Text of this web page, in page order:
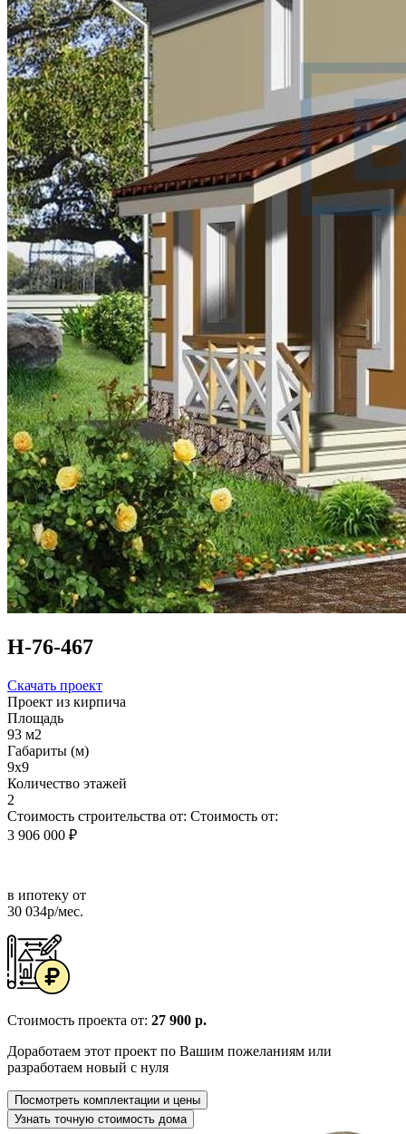
Н-76-467
Скачать проект
Проект из кирпича
Площадь
93 м2
Габариты (м)
9х9
Количество этажей
2
Стоимость строительства от: Стоимость от:
3 906 000 ₽
в ипотеку от
30 034р/мес.
Стоимость проекта от: 27 900 р.
Доработаем этот проект по Вашим пожеланиям или
разработаем новый с нуля
Посмотреть комплектации и цены
Узнать точную стоимость дома